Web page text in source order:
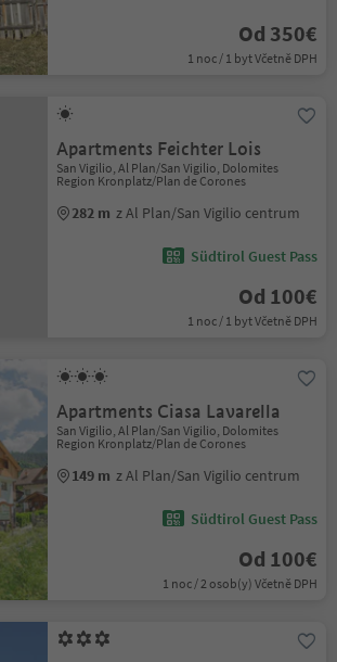
Od 350€
1 noc / 1 byt Včetně DPH
Apartments Feichter Lois
San Vigilio, Al Plan/San Vigilio, Dolomites
Region Kronplatz/Plan de Corones
282 m z Al Plan/San Vigilio centrum
Südtirol Guest Pass
Od 100€
1 noc / 1 byt Včetně DPH
Apartments Ciasa Lavarella
San Vigilio, Al Plan/San Vigilio, Dolomites
Region Kronplatz/Plan de Corones
149 m z Al Plan/San Vigilio centrum
Südtirol Guest Pass
Od 100€
1 noc / 2 osob(y) Včetně DPH